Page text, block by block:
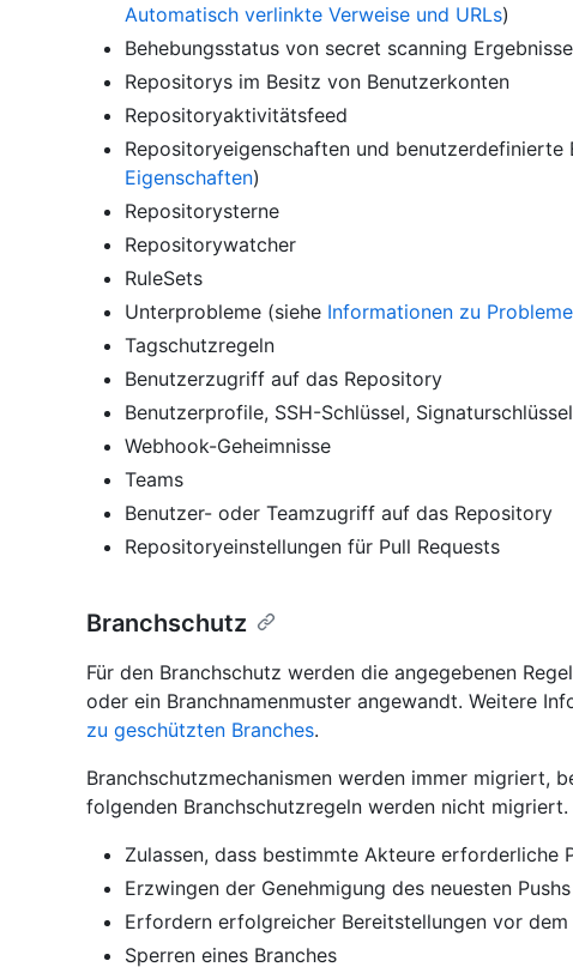
Automatisch verlinkte Verweise und URLs)
Behebungsstatus von secret scanning
Repositorys im Besitz von Benutzerkonten
Repositoryaktivitätsfeed
Repositoryeigenschaften und benutzerdefinierte
Eigenschaften)
Repositorysterne
Repositorywatcher
RuleSets
Unterprobleme (siehe Informationen zu
Tagschutzregeln
Benutzerzugriff auf das Repository
Benutzerprofile, SSH-Schlüssel,
Webhook-Geheimnisse
Teams
Benutzer- oder Teamzugriff auf das Repository
Repositoryeinstellungen für Pull Requests
Branchschutz
Für den Branchschutz werden die angegebenen
oder ein Branchnamenmuster angewandt. Weitere
zu geschützten Branches.
Branchschutzmechanismen werden immer migriert,
folgenden Branchschutzregeln werden nicht migriert.
Zulassen, dass bestimmte Akteure erforderliche
Erzwingen der Genehmigung des neuesten Pushs
Erfordern erfolgreicher Bereitstellungen vor dem
Sperren eines Branches